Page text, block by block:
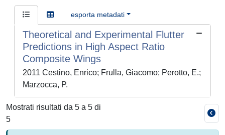
esporta metadati
Theoretical and Experimental Flutter
Predictions in High Aspect Ratio
Composite Wings
2011 Cestino, Enrico; Frulla, Giacomo; Perotto, E.;
Marzocca, P.
Mostrati risultati da 5 a 5 di
5